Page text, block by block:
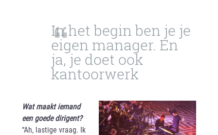
In het begin ben je je
eigen manager. En
ja, je doet ook
kantoorwerk
Wat maakt iemand
een goede dirigent?
“Ah, lastige vraag. Ik